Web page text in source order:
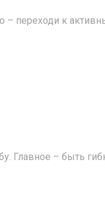
– переходи к
Главное – быть